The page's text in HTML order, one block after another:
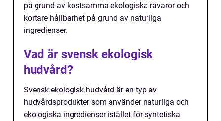
på grund av kostsamma ekologiska råvaror och
kortare hållbarhet på grund av naturliga
ingredienser.
Vad är svensk ekologisk
hudvård?
Svensk ekologisk hudvård är en typ av
hudvårdsprodukter som använder naturliga och
ekologiska ingredienser istället för syntetiska